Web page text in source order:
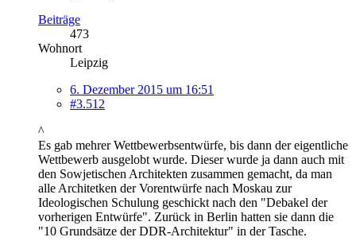
Beiträge
473
Wohnort
Leipzig
6. Dezember 2015 um 16:51
#3.512
^
Es gab mehrer Wettbewerbsentwürfe, bis dann der eigentliche
Wettbewerb ausgelobt wurde. Dieser wurde ja dann auch mit
den Sowjetischen Architekten zusammen gemacht, da man
alle Architetken der Vorentwürfe nach Moskau zur
Ideologischen Schulung geschickt nach den "Debakel der
vorherigen Entwürfe". Zurück in Berlin hatten sie dann die
"10 Grundsätze der DDR-Architektur" in der Tasche.